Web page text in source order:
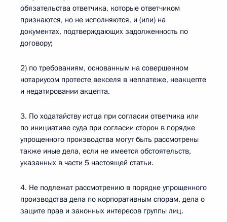
обязательства ответчика, которые ответчиком
признаются, но не исполняются, и (или) на
документах, подтверждающих задолженность по
договору;
2) по требованиям, основанным на совершенном
нотариусом протесте векселя в неплатеже, неакцепте
и недатировании акцепта.
3. По ходатайству истца при согласии ответчика или
по инициативе суда при согласии сторон в порядке
упрощенного производства могут быть рассмотрены
также иные дела, если не имеется обстоятельств,
указанных в части 5 настоящей статьи.
4. Не подлежат рассмотрению в порядке упрощенного
производства дела по корпоративным спорам, дела о
защите прав и законных интересов группы лиц.